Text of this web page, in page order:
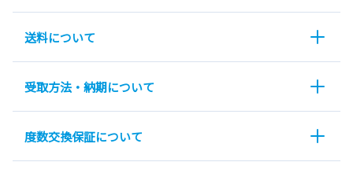
送料について
受取方法・納期について
度数交換保証について